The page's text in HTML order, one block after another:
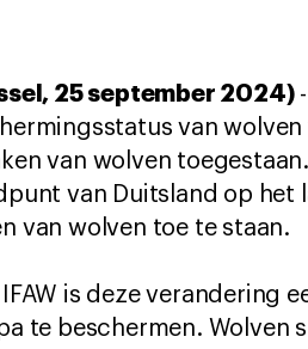
25 september 2024)-
van
van wolven
van Duitsland op het
van wolven toe te staan.
IFAW is deze verandering
te beschermen. Wolven